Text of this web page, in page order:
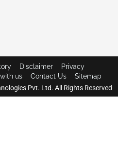
Pvt. Ltd. All Rights Reserved
Disclaimer
Privacy
us Contact Us Sitemap